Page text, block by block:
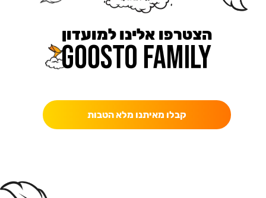
הצטרפו אלינו למועדון
קבלו מאיתנו מלא הטבות